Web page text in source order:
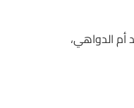
فيه الجواد: ولد أم الدواهي،